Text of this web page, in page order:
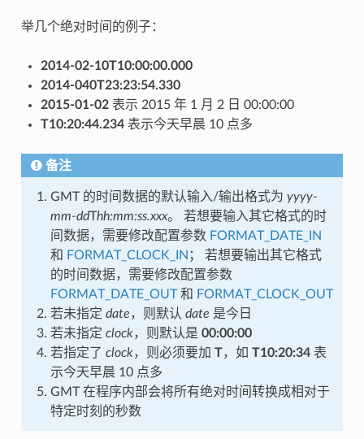
举几个绝对时间的例子：
2014-02-10T10:00:00.000
2014-040T23:23:54.330
2015-01-02表示 2015 年 1 月 2 日 00:00:00
T10:20:44.234表示今天早晨 10 点多
备注
GMT 的时间数据的默认输入/输出格式为 yyyy-
mm-ddThh:mm:ss.xxx。 若想要输入其它格式的时
间数据，需要修改配置参数 FORMAT_DATE_IN
和
FORMAT_CLOCK_IN ； 若想要输出其它格式
的时间数据，需要修改配置参数
FORMAT_DATE_OUT和
FORMAT_CLOCK_OUT
若未指定 date，则默认 date 是今日
若未指定 clock，则默认是 00:00:00
若指定了 clock，则必须要加 T，如 T10:20:34表
示今天早晨 10 点多
GMT 在程序内部会将所有绝对时间转换成相对于
特定时刻的秒数